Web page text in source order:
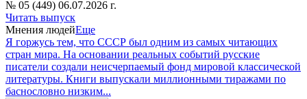
№ 05 (449) 06.07.2026 г.
Читать выпуск
Мнения людейЕще
Я горжусь тем, что СССР был одним из самых читающих
стран мира. На основании реальных событий русские
писатели создали неисчерпаемый фонд мировой классической
литературы. Книги выпускали миллионными тиражами по
баснословно низким...